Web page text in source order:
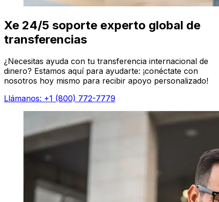
Xe 24/5 soporte experto global de
transferencias
¿Necesitas ayuda con tu transferencia internacional de
dinero? Estamos aquí para ayudarte: ¡conéctate con
nosotros hoy mismo para recibir apoyo personalizado!
Llámanos: +1 (800) 772-7779